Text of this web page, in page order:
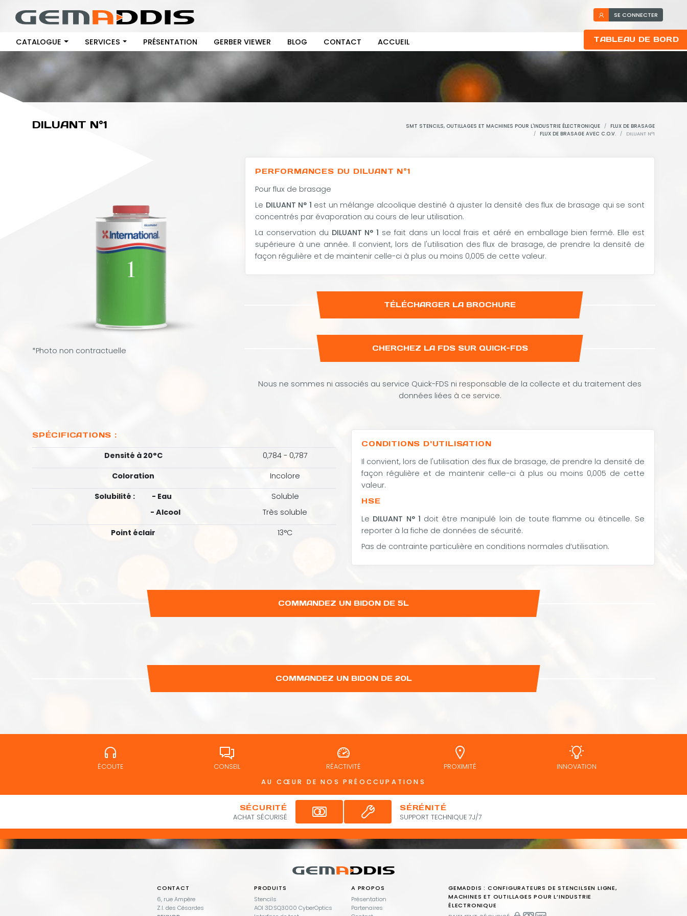
SE CONNECTER
TABLEAU DE BORD
CATALOGUE SERVICES PRÉSENTATION GERBER VIEWER BLOG CONTACT ACCUEIL
DILUANT N°1 SMT STENCILS, OUTILLAGES ET MACHINES POUR L'INDUSTRIE ÉLECTRONIQUE
FLUX DE BRASAGE
FLUX DE BRASAGE AVEC C.O.V.
DILUANT N°1
*Photo non contractuelle
PERFORMANCES DU DILUANT N°1
Pour flux de brasage
Le DILUANT N° 1 est un mélange alcoolique destiné à ajuster la densité des flux de brasage qui se sont
concentrés par évaporation au cours de leur utilisation.
La conservation du DILUANT N° 1 se fait dans un local frais et aéré en emballage bien fermé. Elle est
supérieure à une année. Il convient, lors de l'utilisation des flux de brasage, de prendre la densité de
façon régulière et de maintenir celle-ci à plus ou moins 0,005 de cette valeur.
TÉLÉCHARGER LA BROCHURE
CHERCHEZ LA FDS SUR QUICK-FDS
Nous ne sommes ni associés au service Quick-FDS ni responsable de la collecte et du traitement des
données liées à ce service.
SPÉCIFICATIONS :
Densité à 20°C
0,784 - 0,787
Coloration
Incolore
Solubilité : - Eau
- Alcool
Soluble
Très soluble
Point éclair
13°C
CONDITIONS D'UTILISATION
Il convient, lors de l'utilisation des flux de brasage, de prendre la densité de
façon régulière et de maintenir celle-ci à plus ou moins 0,005 de cette
valeur.
HSE
Le DILUANT N° 1 doit être manipulé loin de toute flamme ou étincelle. Se
reporter à la fiche de données de sécurité.
Pas de contrainte particulière en conditions normales d’utilisation.
COMMANDEZ UN BIDON DE 5L
COMMANDEZ UN BIDON DE 20L
ÉCOUTE CONSEIL RÉACTIVITÉ PROXIMITÉ
INNOVATION
AU CŒUR DE NOS PRÉOCCUPATIONS
SÉCURITÉ
ACHAT SÉCURISÉ
SÉRÉNITÉ
SUPPORT TECHNIQUE 7J/7
CONTACT
6, rue Ampère
Z.I. des Césardes
PRODUITS
Stencils
AOI 3D:SQ3000 CyberOptics
A PROPOS
Présentation
Partenaires
GEMADDIS : CONFIGURATEURS DE STENCILSEN LIGNE,
MACHINES ET OUTILLAGES POUR L’INDUSTRIE
ÉLECTRONIQUE